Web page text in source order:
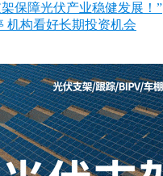
保障光伏产业稳健发展！”
机构看好长期投资机会